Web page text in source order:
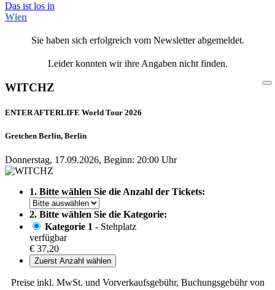
Das ist los in
Wien
Sie haben sich erfolgreich vom Newsletter abgemeldet.
Leider konnten wir ihre Angaben nicht finden.
WITCHZ
ENTER AFTERLIFE World Tour 2026
Gretchen Berlin, Berlin
Donnerstag, 17.09.2026, Beginn: 20:00 Uhr
1. Bitte wählen Sie die Anzahl der Tickets:
2. Bitte wählen Sie die Kategorie:
Kategorie 1 - Stehplatz
verfügbar
€ 37,20
Zuerst Anzahl wählen
Preise inkl. MwSt. und Vorverkaufsgebühr, Buchungsgebühr von